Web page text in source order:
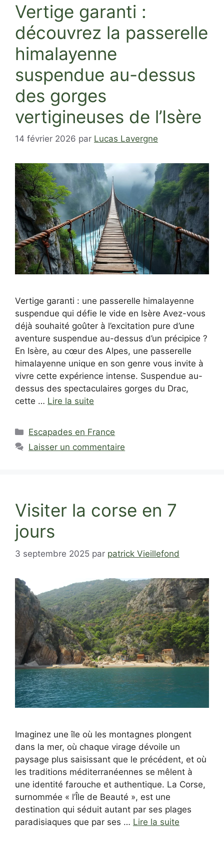
Vertige garanti :
découvrez la passerelle
himalayenne
suspendue au-dessus
des gorges
vertigineuses de l’Isère
14 février 2026 par Lucas Lavergne
Vertige garanti : une passerelle himalayenne
suspendue qui défie le vide en Isère Avez-vous
déjà souhaité goûter à l’excitation pure d’une
aventure suspendue au-dessus d’un précipice ?
En Isère, au cœur des Alpes, une passerelle
himalayenne unique en son genre vous invite à
vivre cette expérience intense. Suspendue au-
dessus des spectaculaires gorges du Drac,
cette … Lire la suite
Catégories
Escapades en France
Laisser un commentaire
Visiter la corse en 7
jours
3 septembre 2025 par patrick Vieillefond
Imaginez une île où les montagnes plongent
dans la mer, où chaque virage dévoile un
paysage plus saisissant que le précédent, et où
les traditions méditerranéennes se mêlent à
une identité farouche et authentique. La Corse,
surnommée « l’Île de Beauté », est une
destination qui séduit autant par ses plages
paradisiaques que par ses … Lire la suite